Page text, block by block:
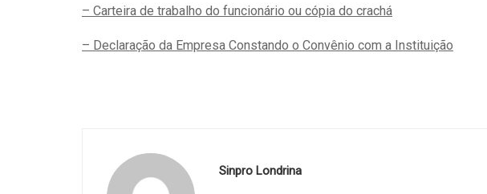
– Carteira de trabalho do funcionário ou cópia do crachá
– Declaração da Empresa Constando o Convênio com a Instituição
Sinpro Londrina